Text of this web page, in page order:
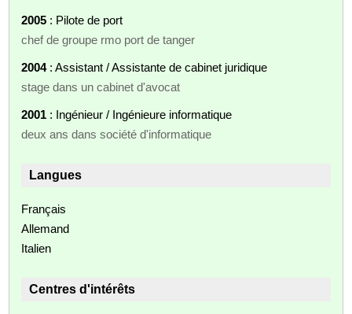
2005 : Pilote de port
chef de groupe rmo port de tanger
2004: Assistant / Assistante de cabinet juridique
stage dans un cabinet d'avocat
2001 : Ingénieur / Ingénieure informatique
deux ans dans société d'informatique
Langues
Français
Allemand
Italien
Centres d'intérêts